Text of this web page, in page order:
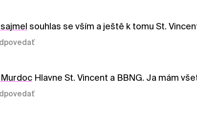
souhlas se vším a ještě k tomu St.
Hlavne St. Vincent a BBNG. Ja mám